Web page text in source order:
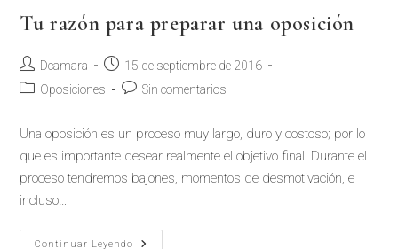
Tu razón para preparar una oposición
Dcamara
15 de septiembre de 2016
Oposiciones
Sin comentarios
Una oposición es un proceso muy largo, duro y costoso; por lo
que es importante desear realmente el objetivo final. Durante el
proceso tendremos bajones, momentos de desmotivación, e
incluso…
Continuar Leyendo